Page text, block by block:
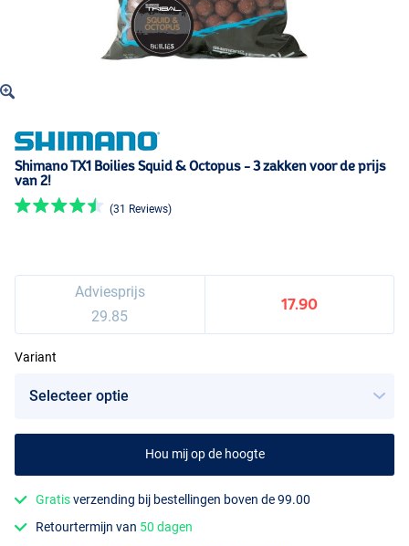
Shimano TX1 Boilies Squid & Octopus - 3 zakken voor de prijs
van 2!
(31 Reviews)
Adviesprijs
29.85
17.90
Variant
Hou mij op de hoogte
Gratisverzending bij bestellingen boven de 99.00
Retourtermijn van 50 dagen